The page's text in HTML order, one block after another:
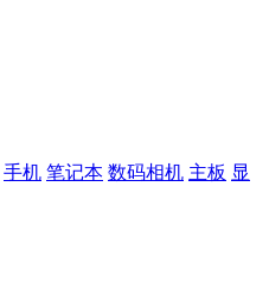
手机 笔记本 数码相机 主板 显